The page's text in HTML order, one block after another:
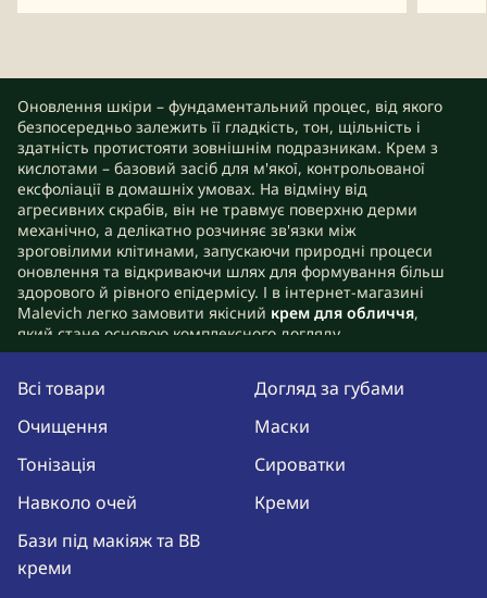
Оновлення шкіри – фундаментальний процес, від якого
безпосередньо залежить її гладкість, тон, щільність і
здатність протистояти зовнішнім подразникам. Крем з
кислотами – базовий засіб для м'якої, контрольованої
ексфоліації в домашніх умовах. На відміну від
агресивних скрабів, він не травмує поверхню дерми
механічно, а делікатно розчиняє зв'язки між
зроговілими клітинами, запускаючи природні процеси
оновлення та відкриваючи шлях для формування більш
здорового й рівного епідермісу. І в інтернет-магазині
Malevich легко замовити якісний крем для обличчя,
який стане основою комплексного догляду,
спрямованого на підтримку здорового зовнішнього
Які кислоти додають у крем
для обличчя
Продукти в цій категорії відрізняються залежно від
призначення, концентрації активних речовин, а також
типу кислот, кожна з яких вирішує певне завдання.
Підбір формули залежить від стану дерми, її чутливості
та бажаного результату.
Всі товари
Очищення
Тонізація
Навколо очей
Бази під макіяж та BB
креми
Догляд за губами
Маски
Сироватки
Креми